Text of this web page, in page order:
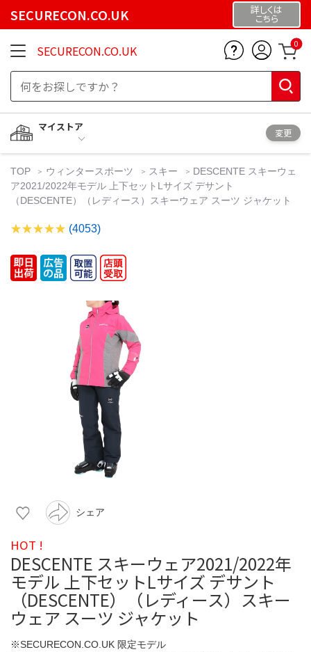
SECURECON.CO.UK 詳しくは
こちら
SECURECON.CO.UK 0
マイストア
変更
TOP ウィンタースポーツ スキー
DESCENTE スキーウェ
ア2021/2022年モデル 上下セットLサイズ デサント
（DESCENTE）（レディース）スキーウェア スーツ ジャケット
(4053)
シェア
HOT !
DESCENTE スキーウェア2021/2022年
モデル 上下セットLサイズ デサント
（DESCENTE）（レディース）スキー
ウェア スーツ ジャケット
※SECURECON.CO.UK 限定モデル